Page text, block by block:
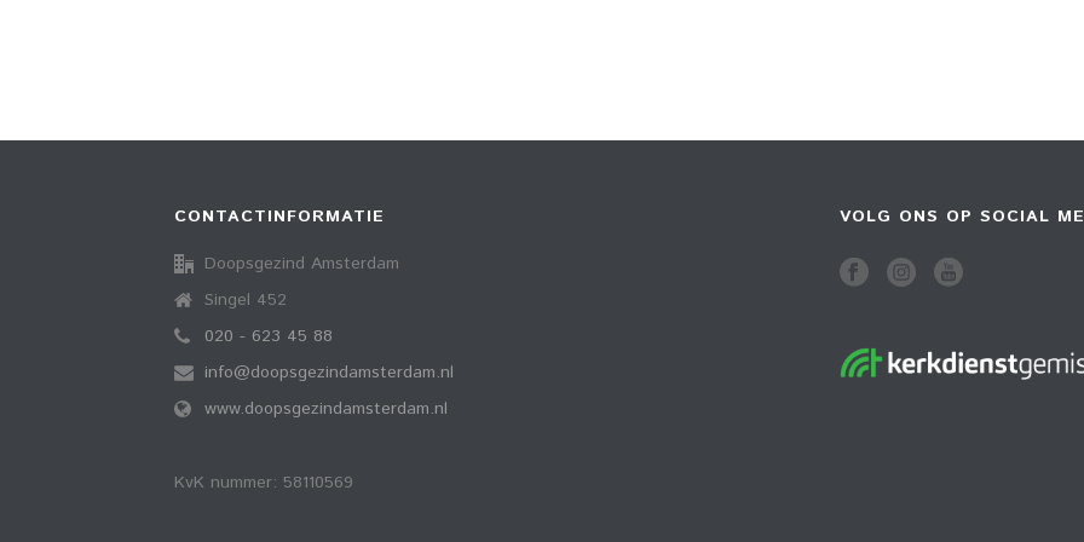
CONTACTINFORMATIE
Doopsgezind Amsterdam
Singel 452
020 - 623 45 88
info@doopsgezindamsterdam.nl
www.doopsgezindamsterdam.nl
KvK nummer: 58110569
VOLG ONS OP SOCIAL